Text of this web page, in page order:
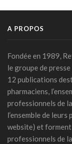
Prévenir le déclin
17 mars 2026 - 16:21
prévenir la
11 mars 2026 -
Covid long: une
06 mars 2026 - 17:24
PFAS: un espoir
06 mars 2026 -
A PROPOS
Fondée en 1989,
le groupe de
12 publications
pharmaciens,
professionnels de
l’ensemble de
website) et forment
professionnels de